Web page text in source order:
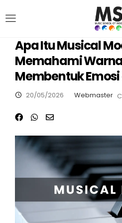
Apa Itu Musical
Memahami
Membentuk
20/05/2026 Webmaster